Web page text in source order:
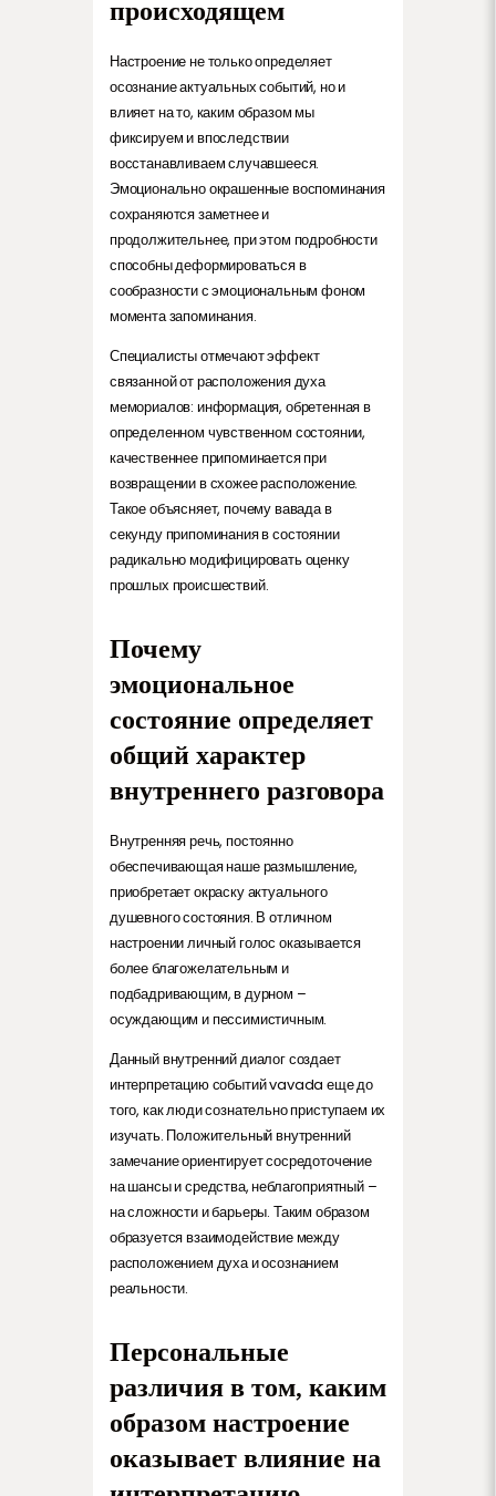
происходящем
Настроение не только определяет
осознание актуальных событий, но и
влияет на то, каким образом мы
фиксируем и впоследствии
восстанавливаем случавшееся.
Эмоционально окрашенные воспоминания
сохраняются заметнее и
продолжительнее, при этом подробности
способны деформироваться в
сообразности с эмоциональным фоном
момента запоминания.
Специалисты отмечают эффект
связанной от расположения духа
мемориалов: информация, обретенная в
определенном чувственном состоянии,
качественнее припоминается при
возвращении в схожее расположение.
Такое объясняет, почему вавада в
секунду припоминания в состоянии
радикально модифицировать оценку
прошлых происшествий.
Почему
эмоциональное
состояние определяет
общий характер
внутреннего разговора
Внутренняя речь, постоянно
обеспечивающая наше размышление,
приобретает окраску актуального
душевного состояния. В отличном
настроении личный голос оказывается
более благожелательным и
подбадривающим, в дурном –
осуждающим и пессимистичным.
Данный внутренний диалог создает
интерпретацию событий vavada еще до
того, как люди сознательно приступаем их
изучать. Положительный внутренний
замечание ориентирует сосредоточение
на шансы и средства, неблагоприятный –
на сложности и барьеры. Таким образом
образуется взаимодействие между
расположением духа и осознанием
реальности.
Персональные
различия в том, каким
образом настроение
оказывает влияние на